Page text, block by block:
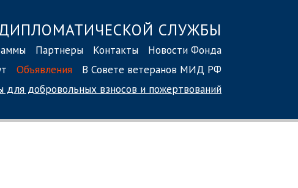
СЛУЖБЫ
Партнеры Контакты
Новости Фонда
Объявления
В Совете ветеранов МИД РФ
для добровольных взносов и пожертвований